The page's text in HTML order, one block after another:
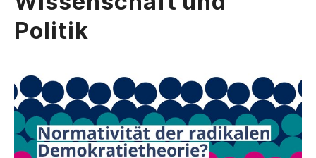
Politik